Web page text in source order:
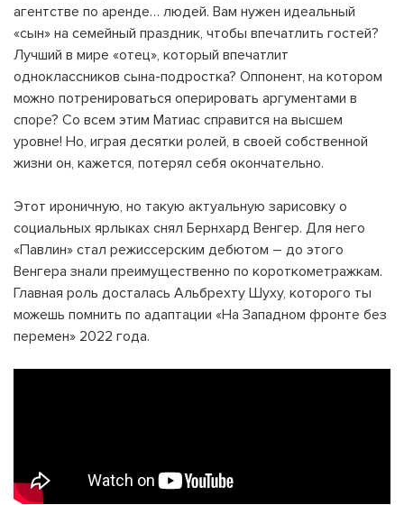
агентстве по аренде… людей. Вам нужен идеальный
«сын» на семейный праздник, чтобы впечатлить гостей?
Лучший в мире «отец», который впечатлит
одноклассников сына-подростка? Оппонент, на котором
можно потренироваться оперировать аргументами в
споре? Со всем этим Матиас справится на высшем
уровне! Но, играя десятки ролей, в своей собственной
жизни он, кажется, потерял себя окончательно.
Этот ироничную, но такую актуальную зарисовку о
социальных ярлыках снял Бернхард Венгер. Для него
«Павлин» стал режиссерским дебютом – до этого
Венгера знали преимущественно по короткометражкам.
Главная роль досталась Альбрехту Шуху, которого ты
можешь помнить по адаптации «На Западном фронте без
перемен» 2022 года.